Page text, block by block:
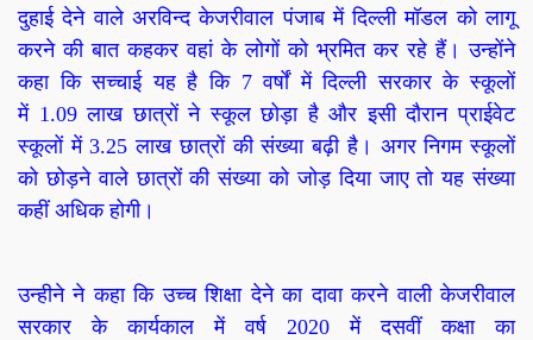
दुहाई देने वाले अरविन्द केजरीवाल पंजाब में दिल्ली मॉडल को लागू
करने की बात कहकर वहां के लोगों को भ्रमित कर रहे हैं। उन्होंने
कहा कि सच्चाई यह है कि 7वर्षों में दिल्ली सरकार के स्कूलों
में 1.09लाख छात्रों ने स्कूल छोड़ा है और इसी दौरान प्राईवेट
स्कूलों में3.25लाख छात्रों की संख्या बढ़ी है। अगर निगम स्कूलों
को छोड़ने वाले छात्रों की संख्या को जोड़ दिया जाए तो यह संख्या
कहीं अधिक होगी।
उन्हीने ने कहा कि उच्च शिक्षा देने का दावा करने वाली केजरीवाल
सरकार के कार्यकाल में वर्ष 2020में दसवीं कक्षा का